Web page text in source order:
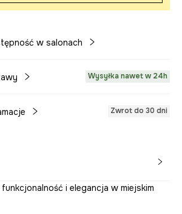
w salonach
Wysyłka nawet w 24h
Zwrot do 30 dni
i elegancja w miejskim